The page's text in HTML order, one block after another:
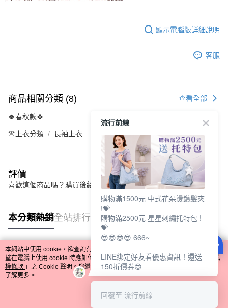
顯示電腦版詳細說明
客服
商品相關分類 (8) 查看全部
🍀春秋款🍀
👚上衣分類 長袖上衣
評價
喜歡這個商品嗎？購買後給他一個好評吧
本分類熱銷全站排行
熱門標籤
本網站中使用 cookie，欲查詢有關本網站使用 cookie 方式之詳情，及若您不希
望在電腦上使用 cookie 時應如何變更電腦的 cookie 設定，請參閱本網站「
隱私
權條款 」之 Cookie 聲明。您繼續使用本網站即表示您同意本公司得按本網站使
用條款之 Cookie 聲明使用 cookie。
了解更多 >
流行前線
購物滿1500元 中式花朵燙鑽髮夾
!💝
購物滿2500元 星星刺繡托特包 !
💝
😎😎😎😎 666~
---------------------------------
LINE綁定好友看優惠資訊！還送
150折價券😍
回覆至 流行前線